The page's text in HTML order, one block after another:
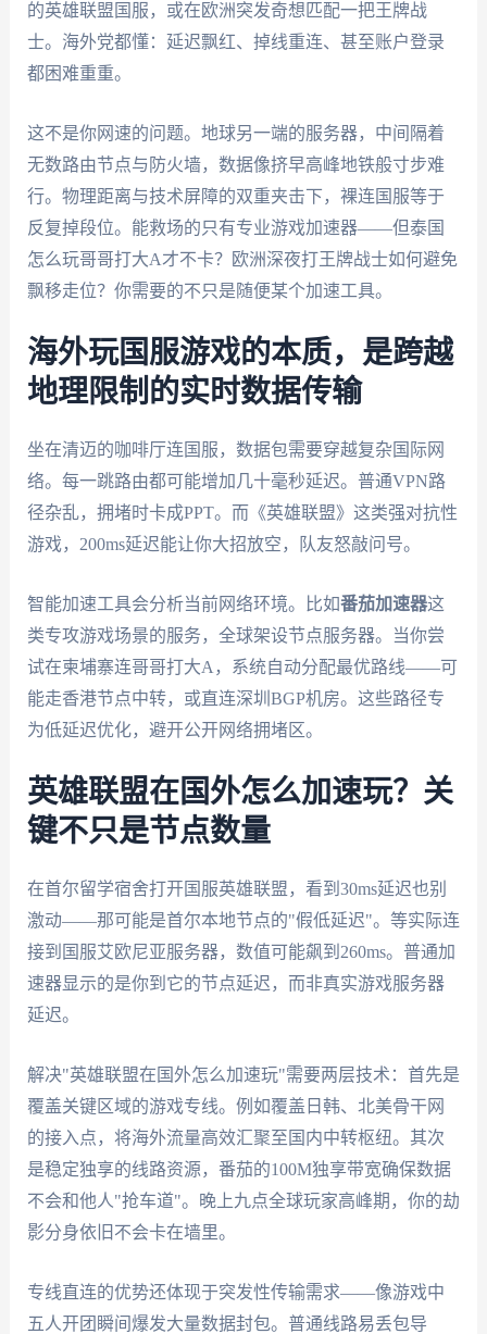
的英雄联盟国服，或在欧洲突发奇想匹配一把王牌战
士。海外党都懂：延迟飘红、掉线重连、甚至账户登录
都困难重重。
这不是你网速的问题。地球另一端的服务器，中间隔着
无数路由节点与防火墙，数据像挤早高峰地铁般寸步难
行。物理距离与技术屏障的双重夹击下，裸连国服等于
反复掉段位。能救场的只有专业游戏加速器——但泰国
怎么玩哥哥打大A才不卡？欧洲深夜打王牌战士如何避免
飘移走位？你需要的不只是随便某个加速工具。
海外玩国服游戏的本质，是跨越
地理限制的实时数据传输
坐在清迈的咖啡厅连国服，数据包需要穿越复杂国际网
络。每一跳路由都可能增加几十毫秒延迟。普通VPN路
径杂乱，拥堵时卡成PPT。而《英雄联盟》这类强对抗性
游戏，200ms延迟能让你大招放空，队友怒敲问号。
智能加速工具会分析当前网络环境。比如番茄加速器这
类专攻游戏场景的服务，全球架设节点服务器。当你尝
试在柬埔寨连哥哥打大A，系统自动分配最优路线——可
能走香港节点中转，或直连深圳BGP机房。这些路径专
为低延迟优化，避开公开网络拥堵区。
英雄联盟在国外怎么加速玩？关
键不只是节点数量
在首尔留学宿舍打开国服英雄联盟，看到30ms延迟也别
激动——那可能是首尔本地节点的"假低延迟"。等实际连
接到国服艾欧尼亚服务器，数值可能飙到260ms。普通加
速器显示的是你到它的节点延迟，而非真实游戏服务器
延迟。
解决"英雄联盟在国外怎么加速玩"需要两层技术：首先是
覆盖关键区域的游戏专线。例如覆盖日韩、北美骨干网
的接入点，将海外流量高效汇聚至国内中转枢纽。其次
是稳定独享的线路资源，番茄的100M独享带宽确保数据
不会和他人"抢车道"。晚上九点全球玩家高峰期，你的劫
影分身依旧不会卡在墙里。
专线直连的优势还体现于突发性传输需求——像游戏中
五人开团瞬间爆发大量数据封包。普通线路易丢包导